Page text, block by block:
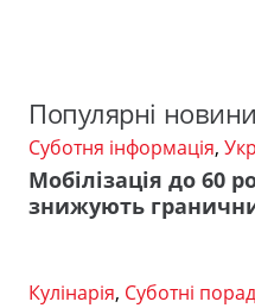
Популярні новини
Суботня інформація,
Мобілізація до 60
знижують
Кулінарія, Суботні